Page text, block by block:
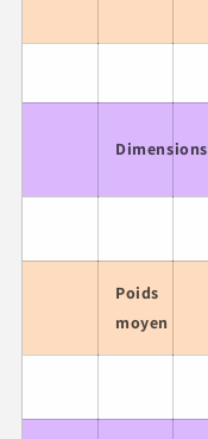
Dimensions
Poids
moyen